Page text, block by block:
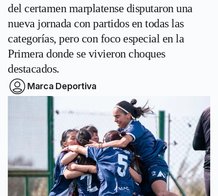
del certamen marplatense disputaron una
nueva jornada con partidos en todas las
categorías, pero con foco especial en la
Primera donde se vivieron choques
destacados.
Marca Deportiva